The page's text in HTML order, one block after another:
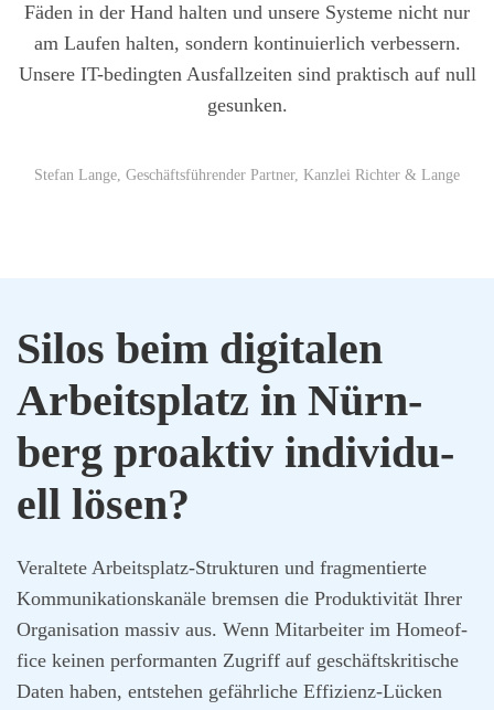
Fäden in der Hand hal­ten und unse­re Sys­te­me nicht nur
am Lau­fen hal­ten, son­dern kon­ti­nu­ier­lich ver­bes­sern.
Unse­re IT-beding­ten Aus­fall­zei­ten sind prak­tisch auf null
gesun­ken.
Ste­fan Lan­ge, Geschäfts­füh­ren­der Part­ner, Kanz­lei Rich­ter & Lan­ge
Silos beim digi­ta­len
Arbeits­platz in Nürn­
berg pro­ak­tiv indi­vi­du­
ell lösen?
Ver­al­te­te Arbeits­platz-Struk­tu­ren und frag­men­tier­te
Kom­mu­ni­ka­ti­ons­ka­nä­le brem­sen die Pro­duk­ti­vi­tät Ihrer
Orga­ni­sa­ti­on mas­siv aus. Wenn Mit­ar­bei­ter im Home­of­
fice kei­nen per­for­man­ten Zugriff auf geschäfts­kri­ti­sche
Daten haben, ent­ste­hen gefähr­li­che Effi­zi­enz-Lücken